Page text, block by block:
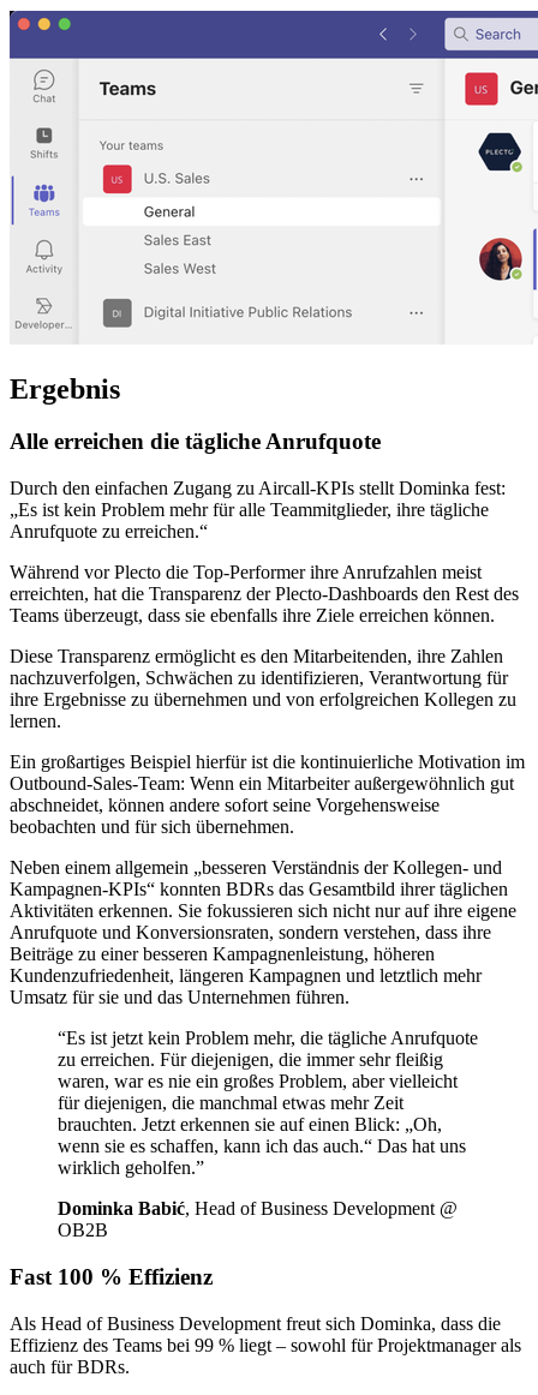
Ergebnis
Alle erreichen die tägliche Anrufquote
Durch den einfachen Zugang zu Aircall-KPIs stellt Dominka fest:
„Es ist kein Problem mehr für alle Teammitglieder, ihre tägliche
Anrufquote zu erreichen.“
Während vor Plecto die Top-Performer ihre Anrufzahlen meist
erreichten, hat die Transparenz der Plecto-Dashboards den Rest des
Teams überzeugt, dass sie ebenfalls ihre Ziele erreichen können.
Diese Transparenz ermöglicht es den Mitarbeitenden, ihre Zahlen
nachzuverfolgen, Schwächen zu identifizieren, Verantwortung für
ihre Ergebnisse zu übernehmen und von erfolgreichen Kollegen zu
lernen.
Ein großartiges Beispiel hierfür ist die kontinuierliche Motivation im
Outbound-Sales-Team: Wenn ein Mitarbeiter außergewöhnlich gut
abschneidet, können andere sofort seine Vorgehensweise
beobachten und für sich übernehmen.
Neben einem allgemein „besseren Verständnis der Kollegen- und
Kampagnen-KPIs“ konnten BDRs das Gesamtbild ihrer täglichen
Aktivitäten erkennen. Sie fokussieren sich nicht nur auf ihre eigene
Anrufquote und Konversionsraten, sondern verstehen, dass ihre
Beiträge zu einer besseren Kampagnenleistung, höheren
Kundenzufriedenheit, längeren Kampagnen und letztlich mehr
Umsatz für sie und das Unternehmen führen.
“Es ist jetzt kein Problem mehr, die tägliche Anrufquote
zu erreichen. Für diejenigen, die immer sehr fleißig
waren, war es nie ein großes Problem, aber vielleicht
für diejenigen, die manchmal etwas mehr Zeit
brauchten. Jetzt erkennen sie auf einen Blick: „Oh,
wenn sie es schaffen, kann ich das auch.“ Das hat uns
wirklich geholfen.”
Dominka Babić, Head of Business Development @
OB2B
Fast 100 % Effizienz
Als Head of Business Development freut sich Dominka, dass die
Effizienz des Teams bei 99 % liegt – sowohl für Projektmanager als
auch für BDRs.